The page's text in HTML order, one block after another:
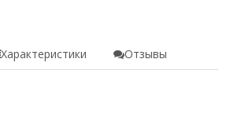
Характеристики Отзывы